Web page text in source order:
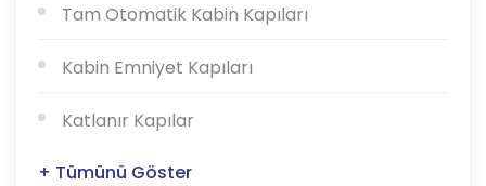
Tam Otomatik Kabin Kapıları
Kabin Emniyet Kapıları
Katlanır Kapılar
+ Tümünü Göster